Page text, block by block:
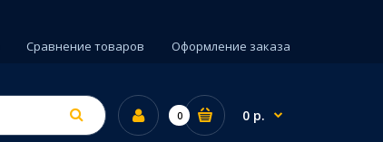
Сравнение товаров Оформление заказа
0 0 р.